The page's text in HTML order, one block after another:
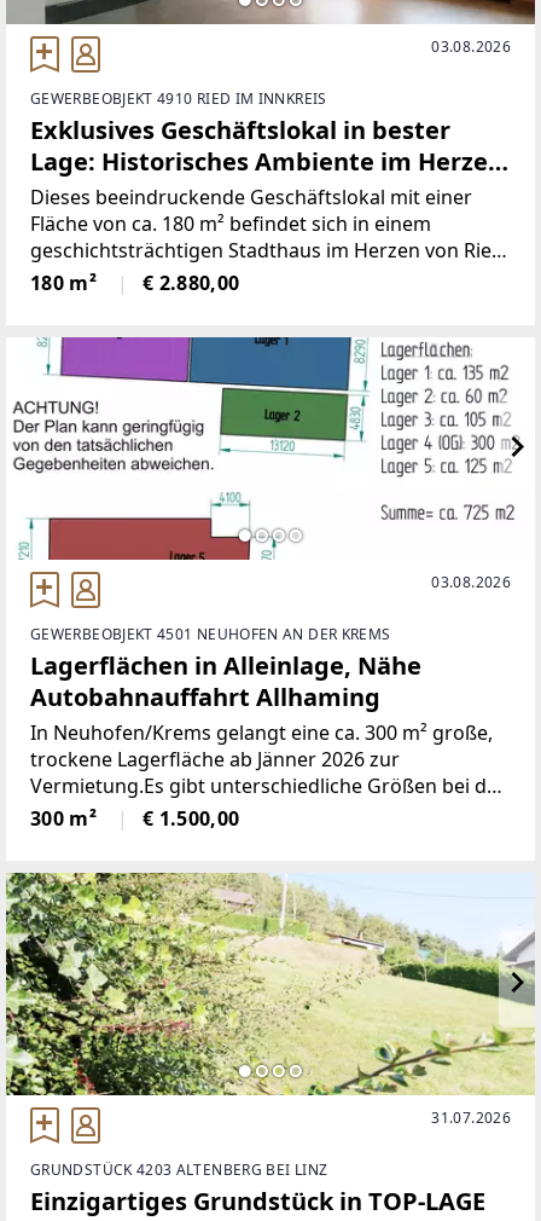
03.08.2026
GEWERBEOBJEKT 4910 RIED IM INNKREIS
Exklusives Geschäftslokal in bester
Lage: Historisches Ambiente im Herzen
von Ried
Dieses beeindruckende Geschäftslokal mit einer
Fläche von ca. 180 m² befindet sich in einem
geschichtsträchtigen Stadthaus im Herzen von Ried
im Innkreis. Die Immobilie vereint historische
Eleganz mit einer flexiblen Nutzungsmöglichkeit
180 m² € 2.880,00
03.08.2026
GEWERBEOBJEKT 4501 NEUHOFEN AN DER KREMS
Lagerflächen in Alleinlage, Nähe
Autobahnauffahrt Allhaming
In Neuhofen/Krems gelangt eine ca. 300 m² große,
trockene Lagerfläche ab Jänner 2026 zur
Vermietung.Es gibt unterschiedliche Größen bei den
vorhandenen Lagerflächen. Zum Beispiel:Das Lager
mit der Nummer 1 ist ca. 135 m² groß, das Lager
300 m² € 1.500,00
31.07.2026
GRUNDSTÜCK 4203 ALTENBERG BEI LINZ
Einzigartiges Grundstück in TOP-LAGE